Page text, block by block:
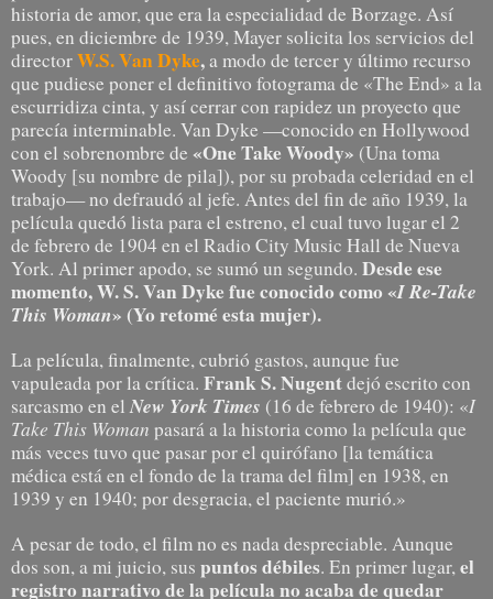
historia de amor, que era la especialidad de Borzage. Así
pues, en diciembre de 1939, Mayer solicita los servicios del
directorW.S. Van Dyke,a modo de tercer y último recurso
que pudiese poner el definitivo fotograma de «The End» a la
escurridiza cinta, y así cerrar con rapidez un proyecto que
parecía interminable. Van Dyke —conocido en Hollywood
con el sobrenombre de «One Take Woody» (Una toma
Woody [su nombre de pila]), por su probada celeridad en el
trabajo— no defraudó al jefe. Antes del fin de año 1939, la
película quedó lista para el estreno, el cual tuvo lugar el 2
de febrero de 1904 en el Radio City Music Hall de Nueva
York. Al primerapodo, se sumó un segundo. Desde ese
momento, W. S. Van Dyke fue conocido como «I Re-Take
This Woman» (Yo retomé esta mujer).
La película, finalmente, cubrió gastos, aunque fue
vapuleada por la crítica. Frank S. Nugentdejó escrito con
sarcasmo en elNew York Times (16 de febrero de 1940): «I
Take This Woman pasará a lahistoria como la película que
más veces tuvo que pasar por el quirófano [la temática
médica está en el fondo de la trama del film] en 1938, en
1939 y en 1940; por desgracia, el paciente murió.»
A pesar de todo, el film no es nada despreciable. Aunque
dos son, a mi juicio, sus puntos débiles. En primer lugar,el
registro narrativo de la película no acaba de quedar